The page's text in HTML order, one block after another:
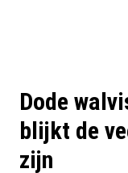
Dode
blijkt de
zijn